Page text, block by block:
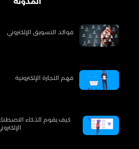
فوائد التسويق الإلكتروني
فهم التجارة الإلكترونية
كيف يقوم الذكاء